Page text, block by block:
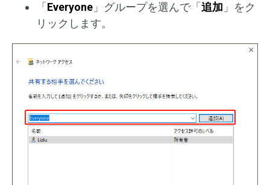
「 Everyone 」グループを選んで「 追加 」をク
リックします。